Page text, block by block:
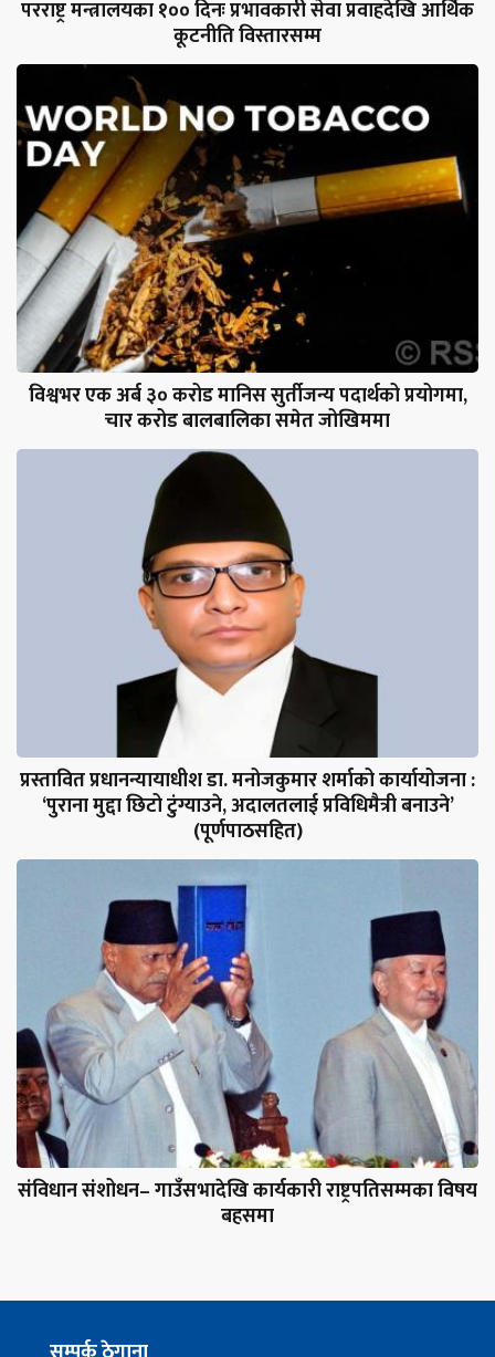
परराष्ट्र मन्त्रालयका १०० दिनः प्रभावकारी सेवा प्रवाहदेखि आर्थिक
कूटनीति विस्तारसम्म
विश्वभर एक अर्ब ३० करोड मानिस सुर्तीजन्य पदार्थको प्रयोगमा,
चार करोड बालबालिका समेत जोखिममा
प्रस्तावित प्रधानन्यायाधीश डा. मनोजकुमार शर्माको कार्यायोजना :
‘पुराना मुद्दा छिटो टुंग्याउने, अदालतलाई प्रविधिमैत्री बनाउने’
(पूर्णपाठसहित)
संविधान संशोधन– गाउँसभादेखि कार्यकारी राष्ट्रपतिसम्मका विषय
बहसमा